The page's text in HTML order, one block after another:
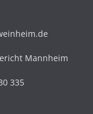
Mannheim
335